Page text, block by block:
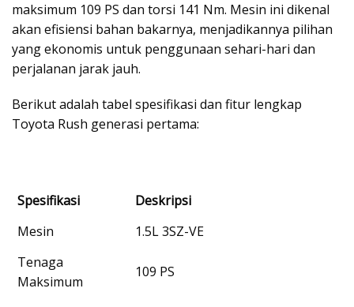
maksimum 109 PS dan torsi 141 Nm. Mesin ini dikenal
akan efisiensi bahan bakarnya, menjadikannya pilihan
yang ekonomis untuk penggunaan sehari-hari dan
perjalanan jarak jauh.
Berikut adalah tabel spesifikasi dan fitur lengkap
Toyota Rush generasi pertama:
Spesifikasi
Deskripsi
Mesin
1.5L 3SZ-VE
Tenaga
Maksimum
109 PS